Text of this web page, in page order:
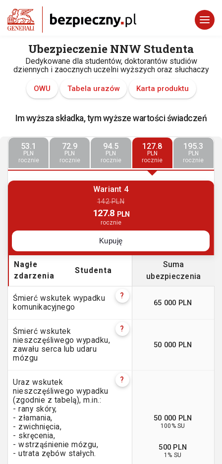
Ubezpieczenie NNW Studenta
Dedykowane dla studentów, doktorantów studiów
dziennych i zaocznych uczelni wyższych oraz słuchaczy
OWU Tabela urazów Karta produktu
Im wyższa składka, tym wyższe wartości świadczeń
53.1
PLN
rocznie
72.9
PLN
rocznie
94.5
PLN
rocznie
127.8
PLN
rocznie
195.3
PLN
rocznie
Wariant 4
142 PLN
127.8 PLN
rocznie
Kupuję
Nagłe
zdarzenia
Studenta
Suma
ubezpieczenia
Śmierć wskutek wypadku
komunikacyjnego
?
65 000 PLN
Śmierć wskutek
nieszczęśliwego wypadku,
zawału serca lub udaru
mózgu
?
50 000 PLN
Uraz wskutek
nieszczęśliwego wypadku
(zgodnie z tabelą), m.in.:
- rany skóry,
- złamania,
- zwichnięcia,
- skręcenia,
- wstrząśnienie mózgu,
- utrata zębów stałych.
?
50 000 PLN
100% SU
500 PLN
1% SU